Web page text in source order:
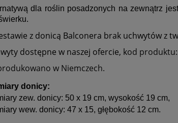
dla roślin posadzonych na zewnątrz
z donicą Balconera brak uchwytów z
dostępne w naszej ofercie, kod produktu:
w Niemczech.
donicy:
zew. donicy: 50 x 19 cm, wysokość 19 cm,
wew. donicy: 47 x 15, głębokość 12 cm.